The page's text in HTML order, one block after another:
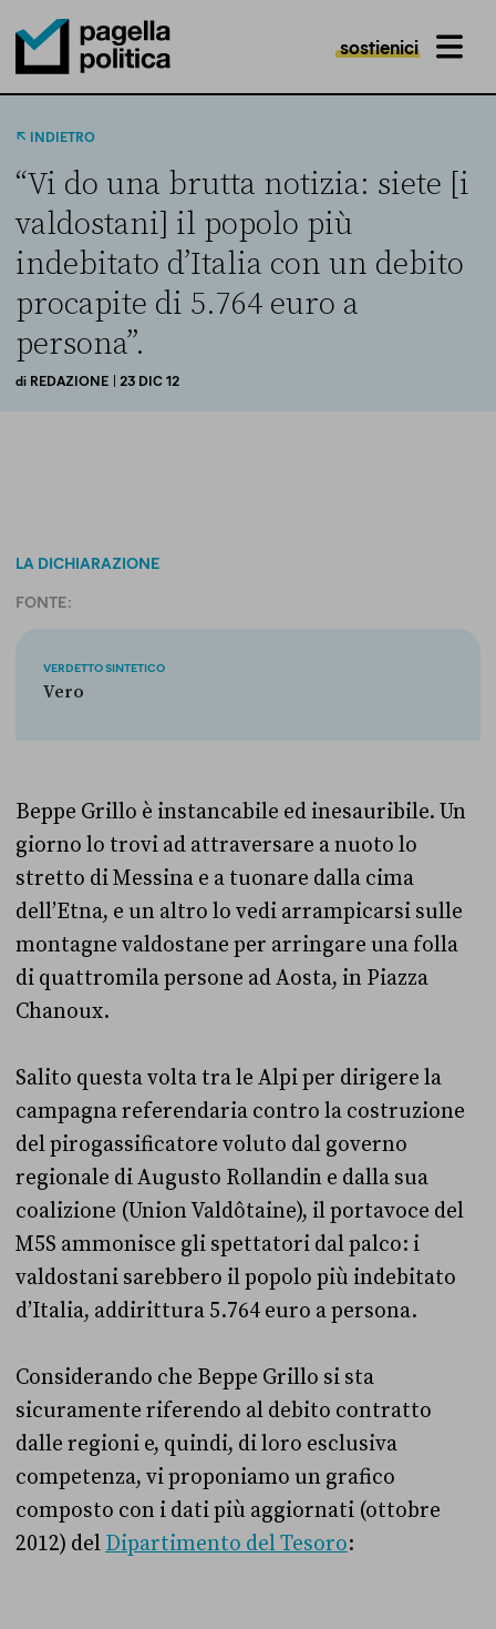
Pagella Politica Logo
sostienici MENU
INDIETRO
“Vi do una brutta notizia: siete [i
valdostani] il popolo più
indebitato d’Italia con un debito
procapite di 5.764 euro a
persona”.
di REDAZIONE | 23 DIC 12
LA DICHIARAZIONE
FONTE:
VERDETTO SINTETICO
Vero
Beppe Grillo è instancabile ed inesauribile. Un
giorno lo trovi ad attraversare a nuoto lo
stretto di Messina e a tuonare dalla cima
dell’Etna, e un altro lo vedi arrampicarsi sulle
montagne valdostane per arringare una folla
di quattromila persone ad Aosta, in Piazza
Chanoux.
Salito questa volta tra le Alpi per dirigere la
campagna referendaria contro la costruzione
del pirogassificatore voluto dal governo
regionale di Augusto Rollandin e dalla sua
coalizione (Union Valdôtaine), il portavoce del
M5S ammonisce gli spettatori dal palco: i
valdostani sarebbero il popolo più indebitato
d’Italia, addirittura 5.764 euro a persona.
Considerando che Beppe Grillo si sta
sicuramente riferendo al debito contratto
dalle regioni e, quindi, di loro esclusiva
competenza, vi proponiamo un grafico
composto con i dati più aggiornati (ottobre
2012) del Dipartimento del Tesoro: